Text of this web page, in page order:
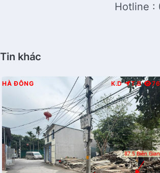
Hotline :
Tin khác
HÀ ĐÔNG K.D T.B